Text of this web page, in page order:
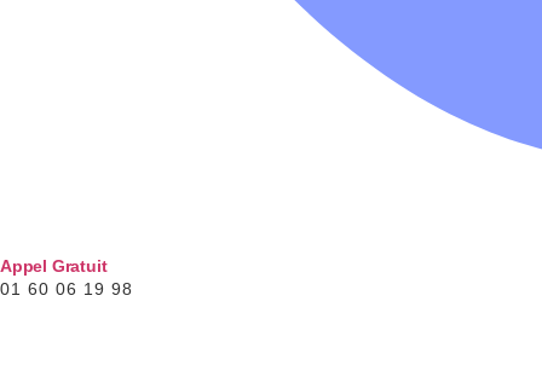
Appel Gratuit
01 60 06 19 98